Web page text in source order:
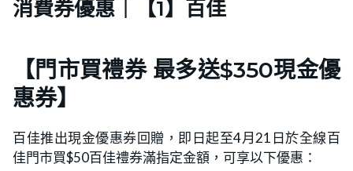
消費券優惠｜【1】百佳
【門市買禮券 最多送$350現金優
惠券】
百佳推出現金優惠券回贈，即日起至4月21日於全線百
佳門市買$50百佳禮券滿指定金額，可享以下優惠：